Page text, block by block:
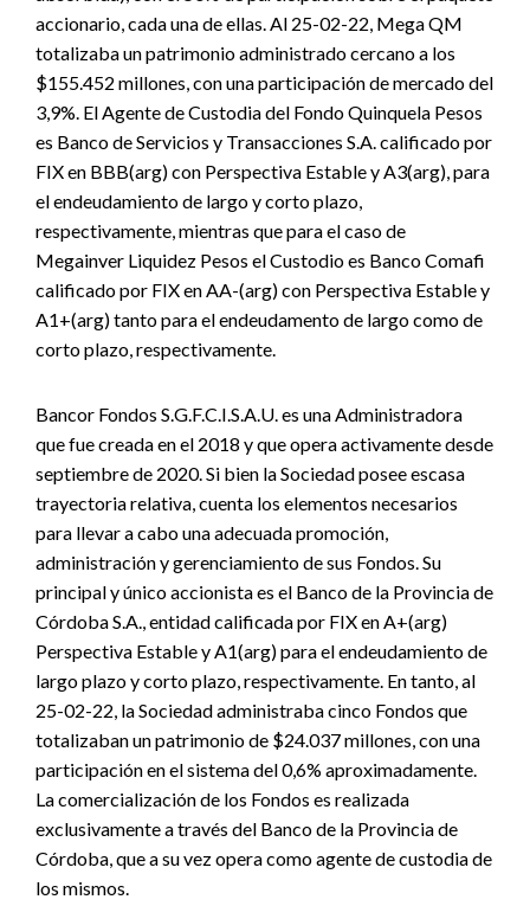
accionario, cada una de ellas. Al 25-02-22, Mega QM
totalizaba un patrimonio administrado cercano a los
$155.452 millones, con una participación de mercado del
3,9%. El Agente de Custodia del Fondo Quinquela Pesos
es Banco de Servicios y Transacciones S.A. calificado por
FIX en BBB(arg) con Perspectiva Estable y A3(arg), para
el endeudamiento de largo y corto plazo,
respectivamente, mientras que para el caso de
Megainver Liquidez Pesos el Custodio es Banco Comafi
calificado por FIX en AA-(arg) con Perspectiva Estable y
A1+(arg) tanto para el endeudamento de largo como de
corto plazo, respectivamente.
Bancor Fondos S.G.F.C.I.S.A.U. es una Administradora
que fue creada en el 2018 y que opera activamente desde
septiembre de 2020. Si bien la Sociedad posee escasa
trayectoria relativa, cuenta los elementos necesarios
para llevar a cabo una adecuada promoción,
administración y gerenciamiento de sus Fondos. Su
principal y único accionista es el Banco de la Provincia de
Córdoba S.A., entidad calificada por FIX en A+(arg)
Perspectiva Estable y A1(arg) para el endeudamiento de
largo plazo y corto plazo, respectivamente. En tanto, al
25-02-22, la Sociedad administraba cinco Fondos que
totalizaban un patrimonio de $24.037 millones, con una
participación en el sistema del 0,6% aproximadamente.
La comercialización de los Fondos es realizada
exclusivamente a través del Banco de la Provincia de
Córdoba, que a su vez opera como agente de custodia de
los mismos.